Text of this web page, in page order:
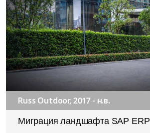
Russ Outdoor, 2017 - н.в.
Миграция ландшафта SAP ERP